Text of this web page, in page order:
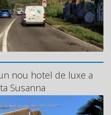
nou hotel de luxe a
Susanna